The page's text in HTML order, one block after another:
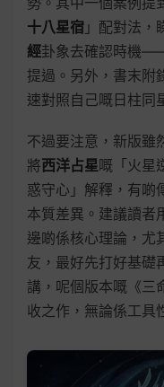
十八星宿 」配對法，
經卦象去確認時機
提過。另外，書末附
速對照自己嘅日柱同
不過要注意，新版雖
將西洋占星嘅「火星
惑守心」解釋，有啲
本質差異。建議讀者
邊啲係核心理論，尤
友，最好先打好基礎
講，呢個版本嘅《三
收之作，無論係工具